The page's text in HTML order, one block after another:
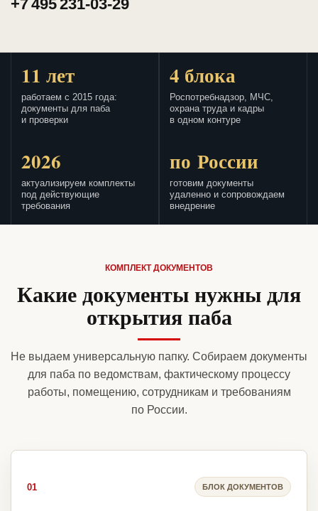
+7 495 231-03-29
11 лет
работаем с 2015 года:
документы для паба
и проверки
4 блока
Роспотребнадзор, МЧС,
охрана труда и кадры
в одном контуре
2026
актуализируем комплекты
под действующие
требования
по России
готовим документы
удаленно и сопровождаем
внедрение
КОМПЛЕКТ ДОКУМЕНТОВ
Какие документы нужны для
открытия паба
Не выдаем универсальную папку. Собираем документы
для паба по ведомствам, фактическому процессу
работы, помещению, сотрудникам и требованиям
по России.
01 БЛОК ДОКУМЕНТОВ